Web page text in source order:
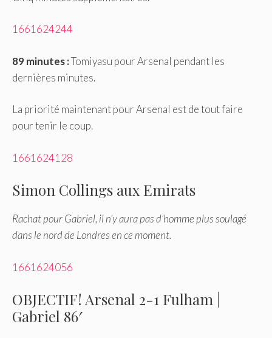
1661624244
89 minutes :Tomiyasu pour Arsenal pendant les
dernières minutes.
La priorité maintenant pour Arsenal est de tout faire
pour tenir le coup.
1661624128
Simon Collings aux Emirats
Rachat pour Gabriel, il n’y aura pas d’homme plus soulagé
dans le nord de Londres en ce moment.
1661624056
OBJECTIF! Arsenal 2-1 Fulham |
Gabriel 86′